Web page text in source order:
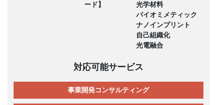
ード】
光学材料
バイオミメティック
ナノインプリント
自己組織化
光電融合
対応可能サービス
事業開発コンサルティング